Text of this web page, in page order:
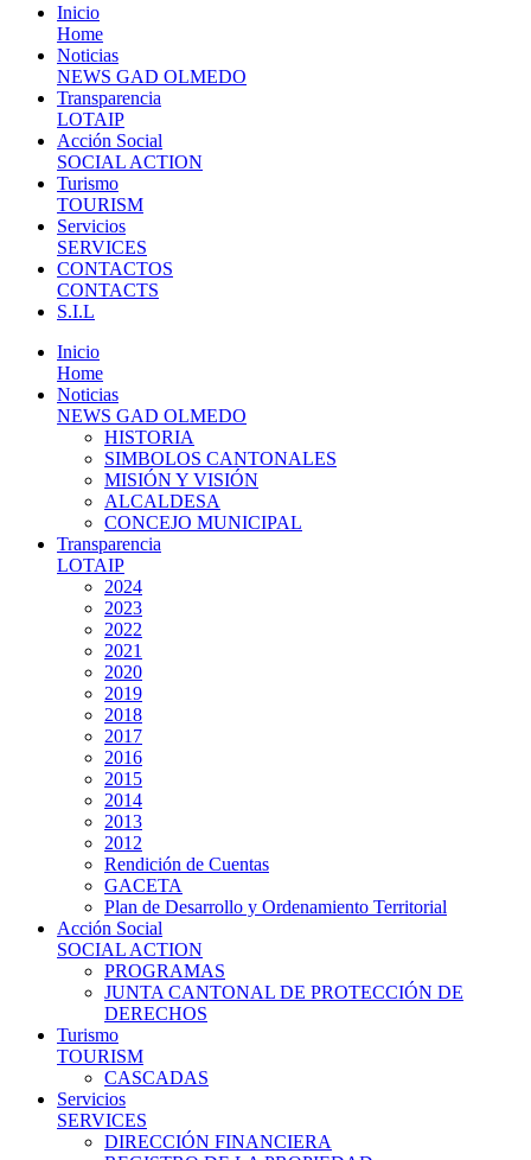
Inicio
Home
Noticias
NEWS GAD OLMEDO
Transparencia
LOTAIP
Acción Social
SOCIAL ACTION
Turismo
TOURISM
Servicios
SERVICES
CONTACTOS
CONTACTS
S.I.L
Inicio
Home
Noticias
NEWS GAD OLMEDO
HISTORIA
SIMBOLOS CANTONALES
MISIÓN Y VISIÓN
ALCALDESA
CONCEJO MUNICIPAL
Transparencia
LOTAIP
2024
2023
2022
2021
2020
2019
2018
2017
2016
2015
2014
2013
2012
Rendición de Cuentas
GACETA
Plan de Desarrollo y Ordenamiento Territorial
Acción Social
SOCIAL ACTION
PROGRAMAS
JUNTA CANTONAL DE PROTECCIÓN DE
DERECHOS
Turismo
TOURISM
CASCADAS
Servicios
SERVICES
DIRECCIÓN FINANCIERA